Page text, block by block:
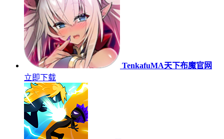
TenkafuMA天下布魔官网
立即下载